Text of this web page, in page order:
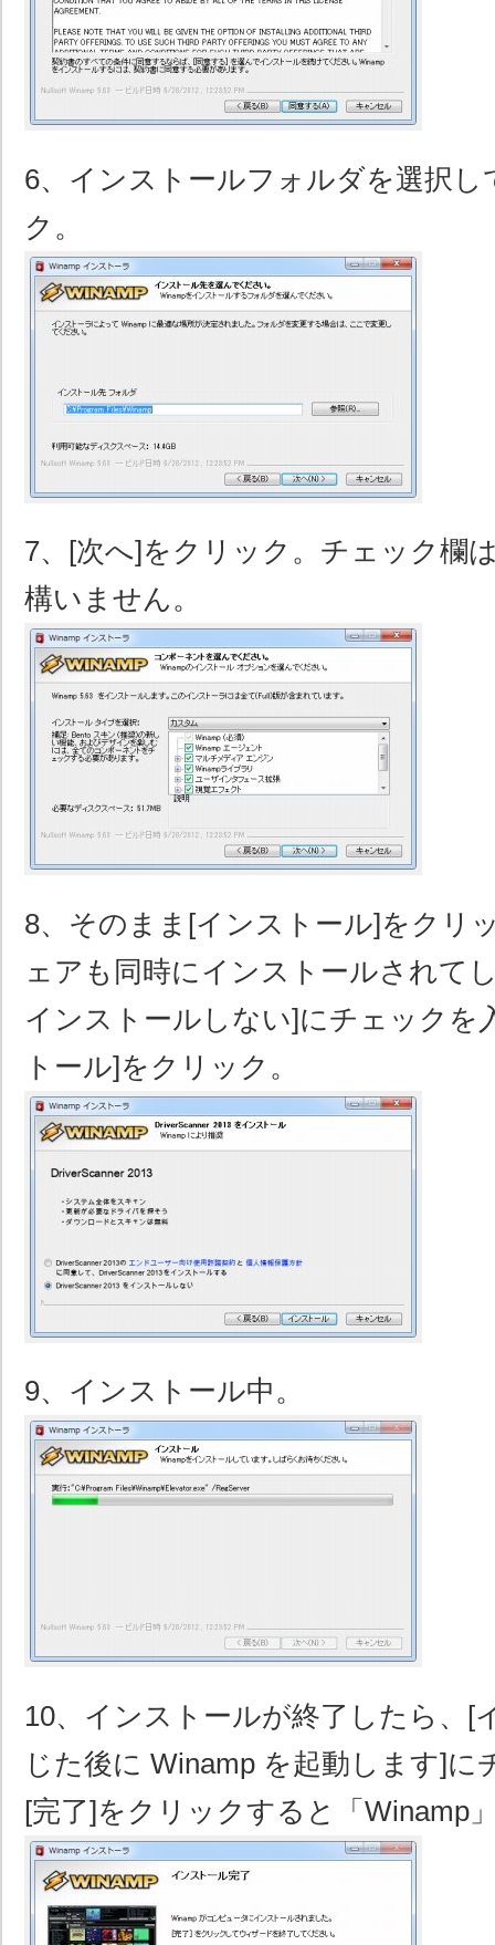
6、インストールフォルダを選択し
ク。
7、[次へ]をクリック。チェック欄
構いません。
8、そのまま[インストール]をクリ
ェアも同時にインストールされて
インストールしない]にチェックを
トール]をクリック。
9、インストール中。
10、インストールが終了したら、[
じた後に Winamp を起動します]に
[完了]をクリックすると「Winamp